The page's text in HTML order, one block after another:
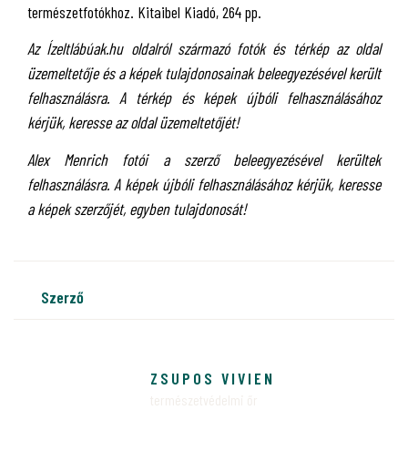
természetfotókhoz. Kitaibel Kiadó, 264 pp.
Az Ízeltlábúak.hu oldalról származó fotók és térkép az oldal
üzemeltetője és a képek tulajdonosainak beleegyezésével került
felhasználásra. A térkép és képek újbóli felhasználásához
kérjük, keresse az oldal üzemeltetőjét!
Alex Menrich fotói a szerző beleegyezésével kerültek
felhasználásra. A képek újbóli felhasználásához kérjük, keresse
a képek szerzőjét, egyben tulajdonosát!
szerző
ZSUPOS VIVIEN